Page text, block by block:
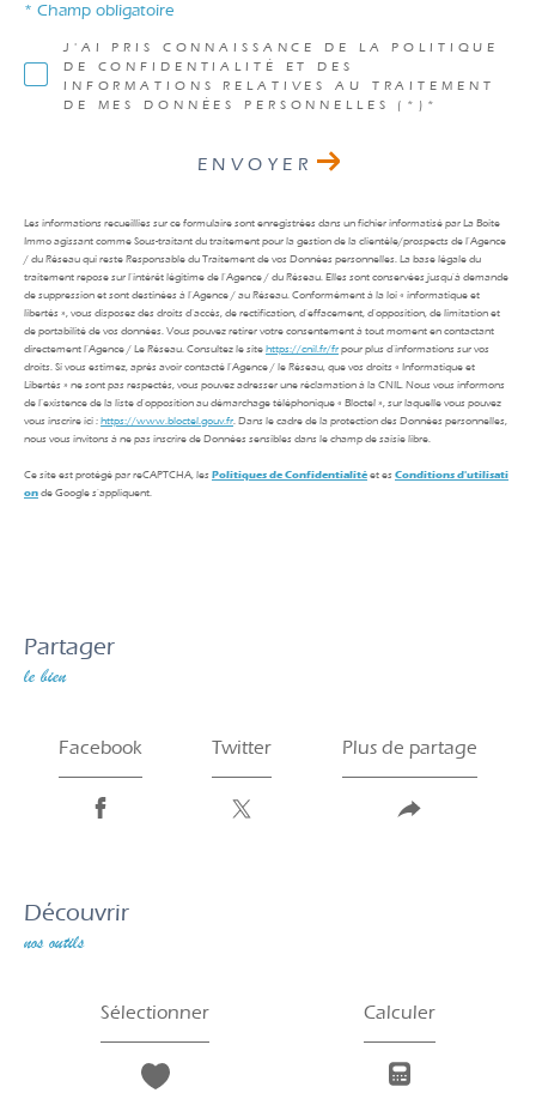
J'AI PRIS CONNAISSANCE DE LA POLITIQUE
DE CONFIDENTIALITÉ ET DES
INFORMATIONS RELATIVES AU TRAITEMENT
DE MES DONNÉES PERSONNELLES (*)*
* Champ obligatoire
ENVOYER
Les informations recueillies sur ce formulaire sont enregistrées dans un fichier informatisé par La Boite
Immo agissant comme Sous-traitant du traitement pour la gestion de la clientèle/prospects de l'Agence
/ du Réseau qui reste Responsable du Traitement de vos Données personnelles. La base légale du
traitement repose sur l'intérêt légitime de l'Agence / du Réseau. Elles sont conservées jusqu'à demande
de suppression et sont destinées à l'Agence / au Réseau. Conformément à la loi « informatique et
libertés », vous disposez des droits d’accès, de rectification, d’effacement, d’opposition, de limitation et
de portabilité de vos données. Vous pouvez retirer votre consentement à tout moment en contactant
directement l’Agence / Le Réseau. Consultez le site https://cnil.fr/fr pour plus d’informations sur vos
droits. Si vous estimez, après avoir contacté l'Agence / le Réseau, que vos droits « Informatique et
Libertés » ne sont pas respectés, vous pouvez adresser une réclamation à la CNIL. Nous vous informons
de l’existence de la liste d'opposition au démarchage téléphonique « Bloctel », sur laquelle vous pouvez
vous inscrire ici : https://www.bloctel.gouv.fr. Dans le cadre de la protection des Données personnelles,
nous vous invitons à ne pas inscrire de Données sensibles dans le champ de saisie libre.
Ce site est protégé par reCAPTCHA, les Politiques de Confidentialité et es Conditions d'utilisati
on de Google s'appliquent.
partager
le bien
Facebook Twitter Plus de partage
découvrir
nos outils
Sélectionner Calculer